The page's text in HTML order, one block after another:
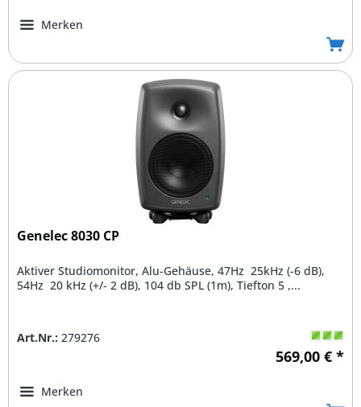
Merken
Genelec 8030 CP
Aktiver Studiomonitor, Alu-Gehäuse, 47Hz  25kHz (-6 dB),
54Hz  20 kHz (+/- 2 dB), 104 db SPL (1m), Tiefton 5 ,...
Art.Nr.: 279276
569,00 € *
Merken